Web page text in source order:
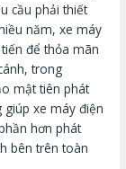
cầu phải thiết
năm, xe máy
để thỏa mãn
trong
mật tiên phát
xe máy điện
hơn phát
bên trên toàn